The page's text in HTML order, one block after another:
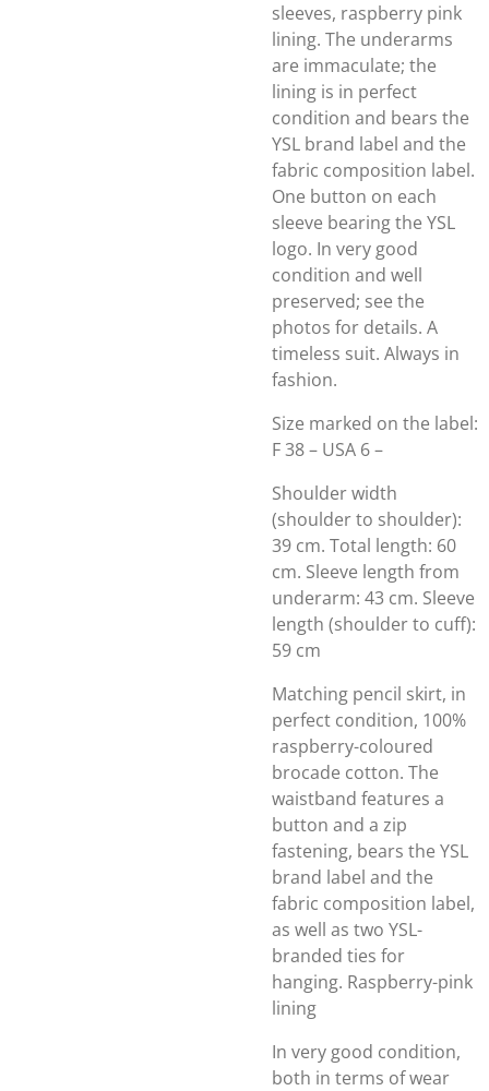
sleeves, raspberry pink
lining. The underarms
are immaculate; the
lining is in perfect
condition and bears the
YSL brand label and the
fabric composition label.
One button on each
sleeve bearing the YSL
logo. In very good
condition and well
preserved; see the
photos for details. A
timeless suit. Always in
fashion.
Size marked on the label:
F 38 – USA 6 –
Shoulder width
(shoulder to shoulder):
39 cm. Total length: 60
cm. Sleeve length from
underarm: 43 cm. Sleeve
length (shoulder to cuff):
59 cm
Matching pencil skirt, in
perfect condition, 100%
raspberry-coloured
brocade cotton. The
waistband features a
button and a zip
fastening, bears the YSL
brand label and the
fabric composition label,
as well as two YSL-
branded ties for
hanging. Raspberry-pink
lining
In very good condition,
both in terms of wear